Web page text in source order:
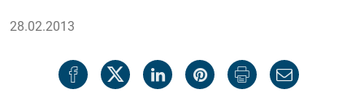
28.02.2013